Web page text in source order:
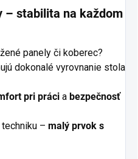
– stabilita na každom
panely či koberec?
dokonalé vyrovnanie stola
pri práci a bezpečnosť
– malý prvok s